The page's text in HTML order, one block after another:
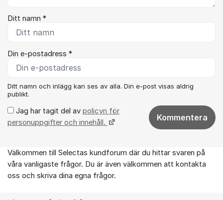
Ditt namn *
Din e-postadress *
Ditt namn och inlägg kan ses av alla. Din e-post visas aldrig
publikt.
Jag har tagit del av policyn för
personuppgifter och innehåll.
Kommentera
Om forumet
Välkommen till Selectas kundforum där du hittar svaren på
våra vanligaste frågor. Du är även välkommen att kontakta
oss och skriva dina egna frågor.